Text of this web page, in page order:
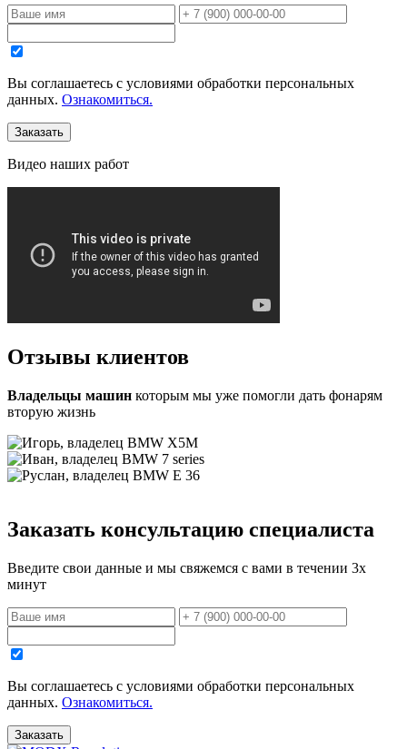
Вы соглашаетесь с уcловиями обработки персональных
данных. Ознакомиться.
Видео наших работ
Отзывы клиентов
Владельцы машин которым мы уже помогли дать фонарям
вторую жизнь
Заказать консультацию специалиста
Введите свои данные и мы свяжемся с вами в течении 3х
минут
Вы соглашаетесь с уcловиями обработки персональных
данных. Ознакомиться.